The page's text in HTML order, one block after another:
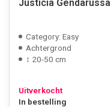
Justicia Gendarussa
Category: Easy
Achtergrond
↕ 20-50 cm
Uitverkocht
In bestelling